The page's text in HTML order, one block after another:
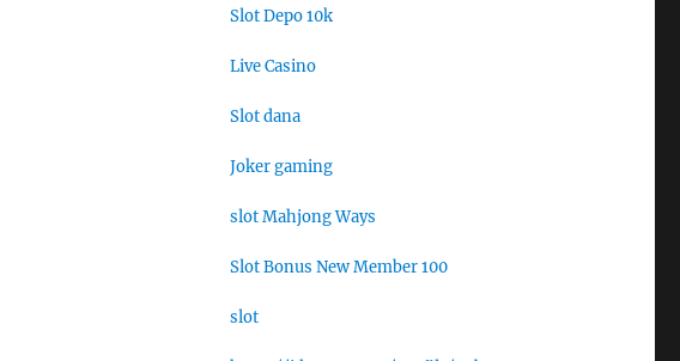
Slot Depo 10k
Live Casino
Slot dana
Joker gaming
slot Mahjong Ways
Slot Bonus New Member 100
slot